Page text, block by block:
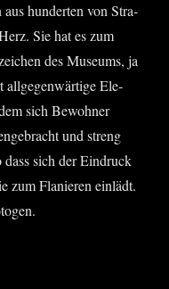
hun­der­ten von Stra­
Sie hat es zum
des Muse­ums, ja
all­ge­gen­wär­ti­ge Ele­
sich Bewoh­ner
und streng
sich der Ein­druck
zum Fla­nie­ren ein­lädt.